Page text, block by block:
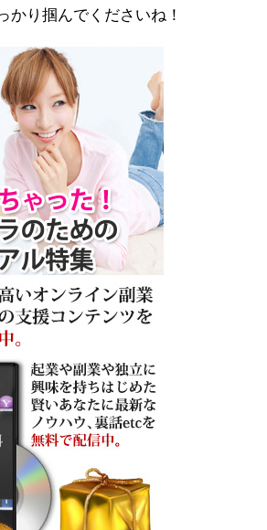
かり掴んでくださいね！